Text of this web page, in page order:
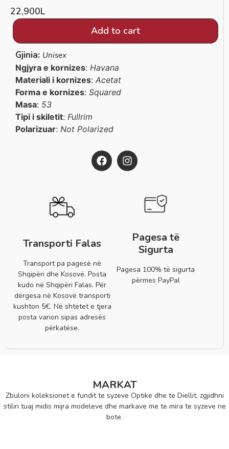
22,900L
Add to cart
Gjinia: Unisex
Ngjyra e kornizes: Havana
Materiali i kornizes: Acetat
Forma e kornizes: Squared
Masa: 53
Tipi i skiletit: Fullrim
Polarizuar: Not Polarized
Transporti Falas
Transport pa pagesë në
Shqipëri dhe Kosovë. Posta
kudo në Shqipëri Falas. Për
dërgesa në Kosovë transporti
kushton 5€. Në shtetet e tjera
posta varion sipas adresës
përkatëse.
Pagesa të
Sigurta
Pagesa 100% të sigurta
përmes PayPal
MARKAT
Zbuloni koleksionet e fundit te syzeve Optike dhe te Diellit, zgjidhni
stilin tuaj midis mijra modeleve dhe markave me te mira te syzeve ne
bote.